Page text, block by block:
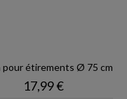
pour étirements Ø 75 cm
Prix
17,99 €